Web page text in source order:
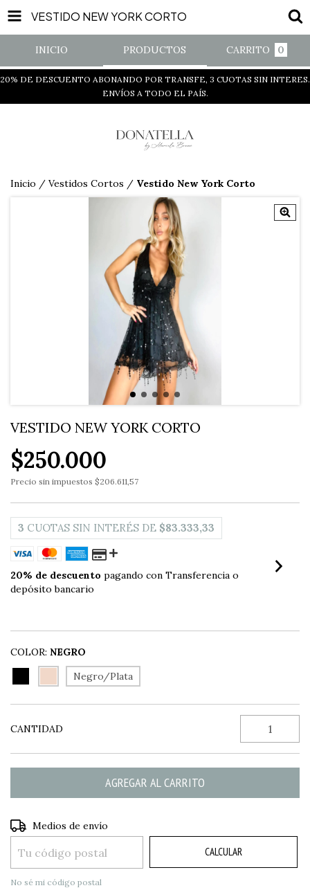
VESTIDO NEW YORK CORTO
INICIO PRODUCTOS CARRITO 0
20% DE DESCUENTO ABONANDO POR TRANSFE, 3 CUOTAS SIN INTERES.
ENVÍOS A TODO EL PAÍS.
Inicio / Vestidos Cortos / Vestido New York Corto
VESTIDO NEW YORK CORTO
$250.000
Precio sin impuestos $206.611,57
3 CUOTAS SIN INTERÉS DE $83.333,33
20% de descuento pagando con Transferencia o
depósito bancario
COLOR: NEGRO
Negro/Plata
CANTIDAD
Entregas para el CP:
Medios de envío
CALCULAR
No sé mi código postal